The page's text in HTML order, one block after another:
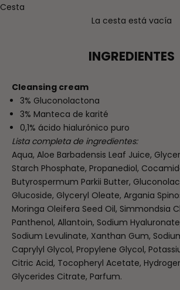
Cesta
La cesta está vacía
INGREDIENTES
Cleansing cream
3% Gluconolactona
3% Manteca de karité
0,1% ácido hialurónico puro
Lista completa de ingredientes:
Aqua, Aloe Barbadensis Leaf Juice,
Starch Phosphate, Propanediol,
Butyrospermum Parkii Butter,
Glucoside, Glyceryl Oleate, Argania
Moringa Oleifera Seed Oil, Simmondsia
Panthenol, Allantoin, Sodium
Sodium Levulinate, Xanthan Gum,
Caprylyl Glycol, Propylene Glycol,
Citric Acid, Tocopheryl Acetate,
Glycerides Citrate, Parfum.